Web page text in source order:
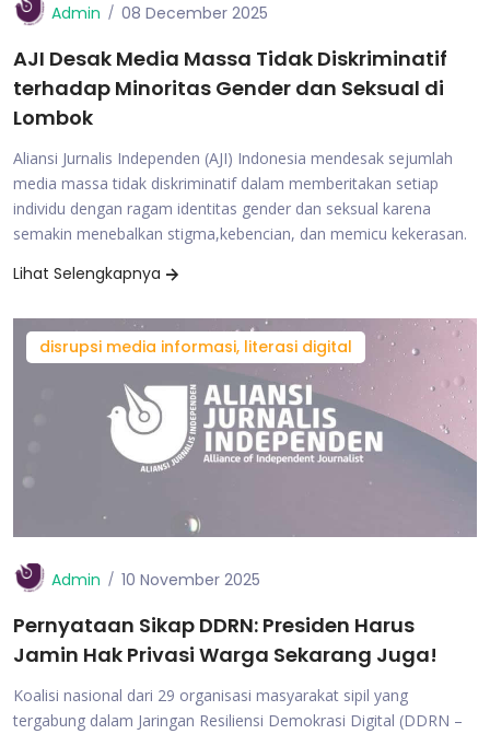
Admin 08 December 2025
AJI Desak Media Massa Tidak Diskriminatif
terhadap Minoritas Gender dan Seksual di
Lombok
Aliansi Jurnalis Independen (AJI) Indonesia mendesak sejumlah
media massa tidak diskriminatif dalam memberitakan setiap
individu dengan ragam identitas gender dan seksual karena
semakin menebalkan stigma,kebencian, dan memicu kekerasan.
Lihat Selengkapnya
disrupsi media informasi, literasi digital
Admin 10 November 2025
Pernyataan Sikap DDRN: Presiden Harus
Jamin Hak Privasi Warga Sekarang Juga!
Koalisi nasional dari 29 organisasi masyarakat sipil yang
tergabung dalam Jaringan Resiliensi Demokrasi Digital (DDRN –